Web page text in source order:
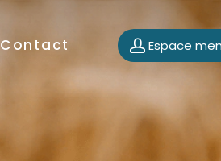
Contact Espace